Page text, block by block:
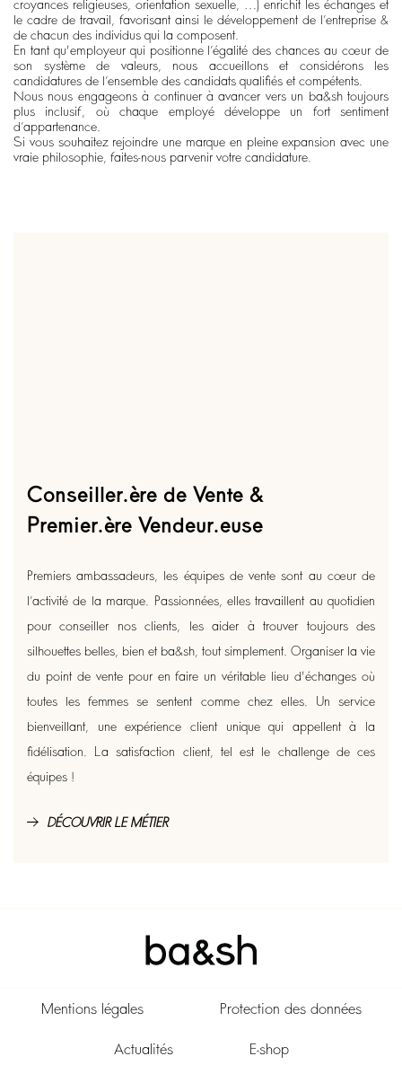
croyances religieuses, orientation sexuelle, …) enrichit les échanges et
le cadre de travail, favorisant ainsi le développement de l’entreprise &
de chacun des individus qui la composent.
En tant qu'employeur qui positionne l’égalité des chances au cœur de
son système de valeurs, nous accueillons et considérons les
candidatures de l’ensemble des candidats qualifiés et compétents.
Nous nous engageons à continuer à avancer vers un ba&sh toujours
plus inclusif, où chaque employé développe un fort sentiment
d’appartenance.
Si vous souhaitez rejoindre une marque en pleine expansion avec une
vraie philosophie, faites-nous parvenir votre candidature.
Conseiller.ère de Vente &
Premier.ère Vendeur.euse
Premiers ambassadeurs, les équipes de vente sont au cœur de
l’activité de la marque. Passionnées, elles travaillent au quotidien
pour conseiller nos clients, les aider à trouver toujours des
silhouettes belles, bien et ba&sh, tout simplement. Organiser la vie
du point de vente pour en faire un véritable lieu d'échanges où
toutes les femmes se sentent comme chez elles. Un service
bienveillant, une expérience client unique qui appellent à la
fidélisation. La satisfaction client, tel est le challenge de ces
équipes !
DÉCOUVRIR LE MÉTIER
Mentions légales Protection des données
Actualités E-shop